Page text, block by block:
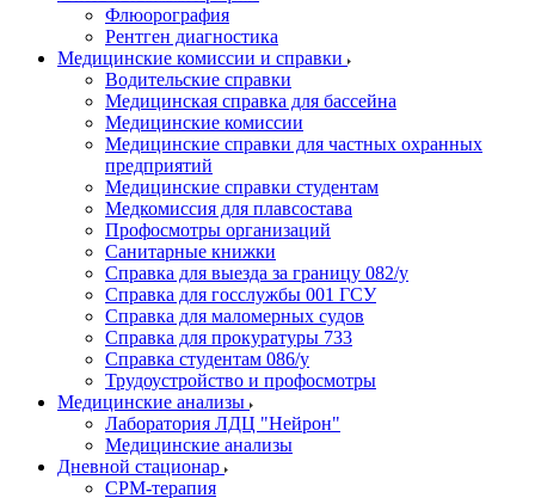
Флюорография
Рентген диагностика
Медицинские комиссии и справки
Водительские справки
Медицинская справка для бассейна
Медицинские комиссии
Медицинские справки для частных охранных
предприятий
Медицинские справки студентам
Медкомиссия для плавсостава
Профосмотры организаций
Санитарные книжки
Справка для выезда за границу 082/у
Справка для госслужбы 001 ГСУ
Справка для маломерных судов
Справка для прокуратуры 733
Справка студентам 086/у
Трудоустройство и профосмотры
Медицинские анализы
Лаборатория ЛДЦ "Нейрон"
Медицинские анализы
Дневной стационар
CPM-терапия